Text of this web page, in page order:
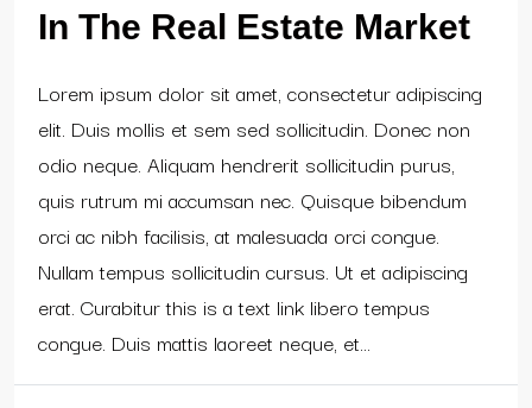
In The Real Estate Market
Lorem ipsum dolor sit amet, consectetur adipiscing
elit. Duis mollis et sem sed sollicitudin. Donec non
odio neque. Aliquam hendrerit sollicitudin purus,
quis rutrum mi accumsan nec. Quisque bibendum
orci ac nibh facilisis, at malesuada orci congue.
Nullam tempus sollicitudin cursus. Ut et adipiscing
erat. Curabitur this is a text link libero tempus
congue. Duis mattis laoreet neque, et...